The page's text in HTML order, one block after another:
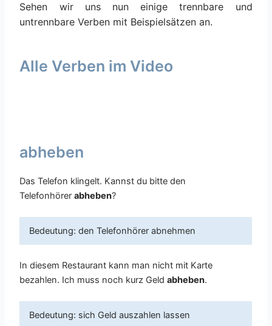
Sehen wir uns nun einige trennbare und
untrennbare Verben mit Beispielsätzen an.
Alle Verben im Video
abheben
Das Telefon klingelt. Kannst du bitte den
Telefonhörerabheben?
Bedeutung: den Telefonhörer abnehmen
In diesem Restaurant kann man nicht mit Karte
bezahlen. Ich muss noch kurz Geldabheben.
Bedeutung: sich Geld auszahlen lassen